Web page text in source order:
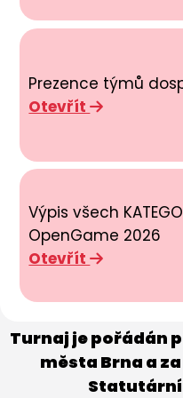
Prezence týmů
Otevřít
Výpis všech
OpenGame 2026
Otevřít
Turnaj je pořádán
města Brna a